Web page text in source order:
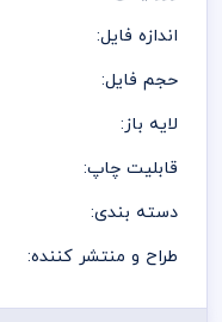
اندازه فایل:
حجم فایل:
لایه باز:
قابلیت چاپ:
دسته بندی:
طراح و منتشر کننده: